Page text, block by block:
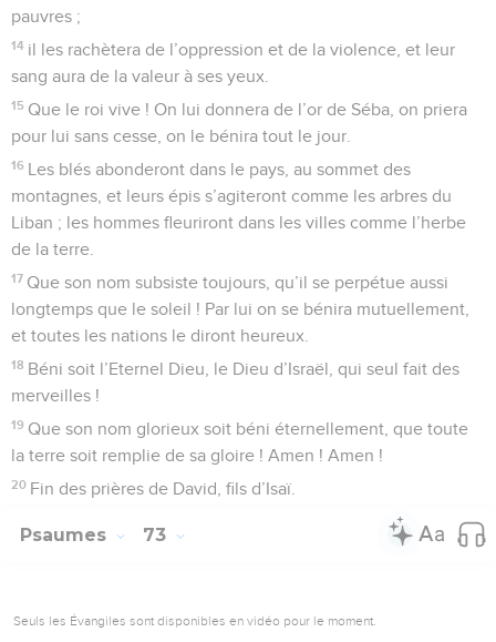
pauvres ;
14 il les rachètera de l’oppression et de la violence, et leur
sang aura de la valeur à ses yeux.
15 Que le roi vive ! On lui donnera de l’or de Séba, on priera
pour lui sans cesse, on le bénira tout le jour.
16 Les blés abonderont dans le pays, au sommet des
montagnes, et leurs épis s’agiteront comme les arbres du
Liban ; les hommes fleuriront dans les villes comme l’herbe
de la terre.
17 Que son nom subsiste toujours, qu’il se perpétue aussi
longtemps que le soleil ! Par lui on se bénira mutuellement,
et toutes les nations le diront heureux.
18 Béni soit l’Eternel Dieu, le Dieu d’Israël, qui seul fait des
merveilles !
19 Que son nom glorieux soit béni éternellement, que toute
la terre soit remplie de sa gloire ! Amen ! Amen !
20 Fin des prières de David, fils d’Isaï.
Psaumes 73
Seuls les Évangiles sont disponibles en vidéo pour le moment.